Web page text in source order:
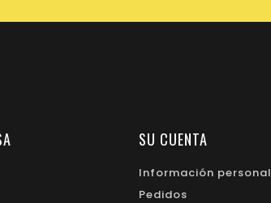
SU CUENTA
Información personal
Pedidos